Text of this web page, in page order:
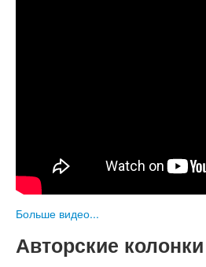
Больше видео...
Авторские колонки